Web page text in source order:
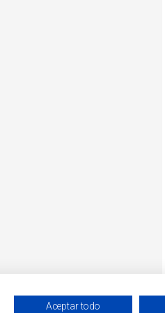
Aceptar todo